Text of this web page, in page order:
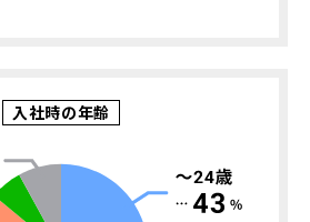
入社時の年齢